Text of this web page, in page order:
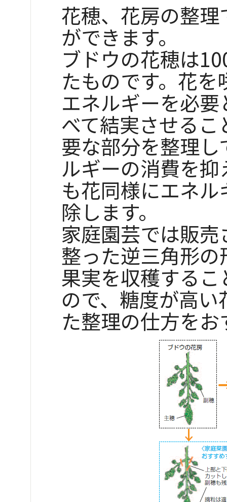
花穂、花房の整
ができます。
ブドウの花穂は
たものです。花
エネルギーを必
べて結実させる
要な部分を整理
ルギーの消費を
も花同様にエネ
除します。
家庭園芸では販
整った逆三角形
果実を収穫する
ので、糖度が高
た整理の仕方を